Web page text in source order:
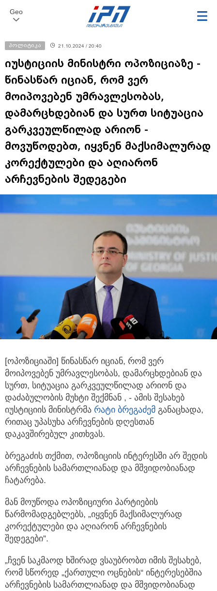
Geo
პოლიტიკა 21.10.2024 / 20:40
იუსტიციის მინისტრი ოპოზიციაზე -
წინასწარ იციან, რომ ვერ
მოიპოვებენ უმრავლესობას,
დამარცხდებიან და სურთ სიტუაცია
გარკვეულწილად არიონ -
მოვუწოდებთ, იყვნენ მაქსიმალურად
კორექტულები და აღიარონ
არჩევნების შედეგები
[ოპოზიციაში] წინასწარ იციან, რომ ვერ
მოიპოვებენ უმრავლესობას, დამარცხდებიან და
სურთ, სიტუაცია გარკვეულწილად არიონ და
დაძაბულობის მუხტი შექმნან , - ამის შესახებ
იუსტიციის მინისტრმა რატი ბრეგაძემ განაცხადა,
რითაც უპასუხა არჩევნების დღესთან
დაკავშირებულ კითხვას.
ბრეგაძის თქმით, ოპოზიციის ინტერესში არ შედის
არჩევნების სამართლიანად და მშვიდობიანად
ჩატარება.
მან მოუწოდა ოპოზიციური პარტიების
წარმომადგებლებს, „იყვნენ მაქსიმალურად
კორექტულები და აღიარონ არჩევნების
შედეგები”.
„ჩვენ საკმაოდ ხშირად ვსაუბრობთ იმის შესახებ,
რომ სწორედ „ქართული ოცნების“ ინტერესებშია
არჩევნების სამართლიანად და მშვიდობიანად